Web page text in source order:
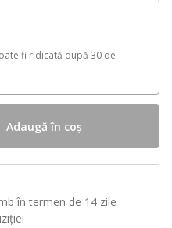
fi ridicată după 30 de
Adaugă în coș
în termen de 14 zile